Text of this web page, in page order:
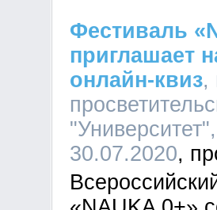
Фестиваль
приглашает
онлайн-квиз,
30.07.2020